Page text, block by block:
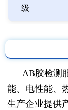
级
AB胶检测
能、电性能、
生产企业提供